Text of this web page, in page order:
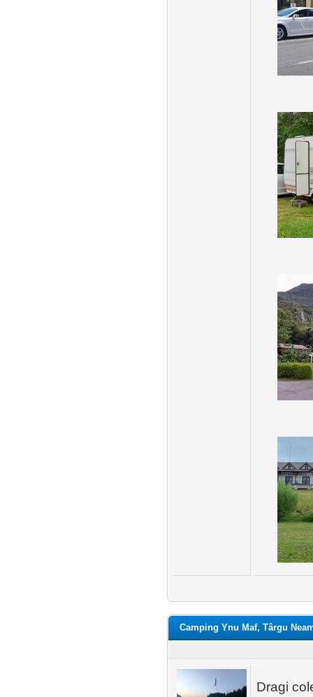
Camping Ynu Maf, Târgu
Dragi